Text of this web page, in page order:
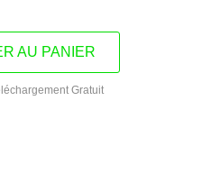
AU PANIER
Gratuit